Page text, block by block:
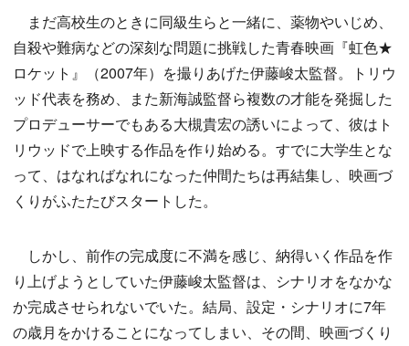
まだ高校生のときに同級生らと一緒に、薬物やいじめ、
自殺や難病などの深刻な問題に挑戦した青春映画『虹色★
ロケット』（2007年）を撮りあげた伊藤峻太監督。トリウ
ッド代表を務め、また新海誠監督ら複数の才能を発掘した
プロデューサーでもある大槻貴宏の誘いによって、彼はト
リウッドで上映する作品を作り始める。すでに大学生とな
って、はなればなれになった仲間たちは再結集し、映画づ
くりがふたたびスタートした。
しかし、前作の完成度に不満を感じ、納得いく作品を作
り上げようとしていた伊藤峻太監督は、シナリオをなかな
か完成させられないでいた。結局、設定・シナリオに7年
の歳月をかけることになってしまい、その間、映画づくり